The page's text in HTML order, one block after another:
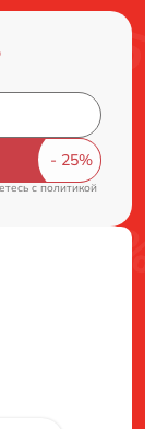
cполитикой